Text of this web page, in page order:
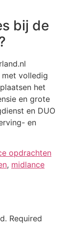
bij de
met volledig
het
en grote
en DUO
en
opdrachten
, midlance
Required